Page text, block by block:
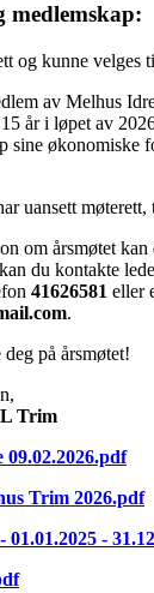
medlemskap:
og kunne velges
av Melhus
år i løpet av
sine økonomiske
uansett møterett,
om årsmøtet
du kontakte
41626581 eller
.
på årsmøtet!
Trim
09.02.2026.pdf
Trim 2026.pdf
-